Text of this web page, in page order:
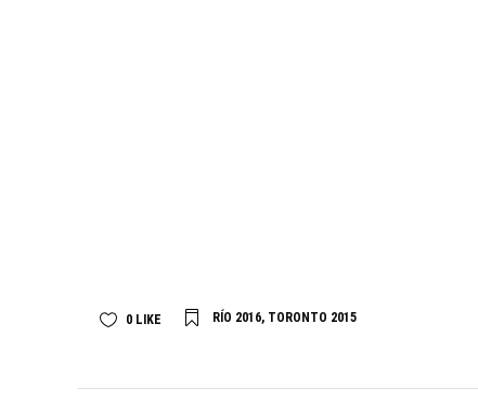
0 LIKE RÍO 2016, TORONTO 2015